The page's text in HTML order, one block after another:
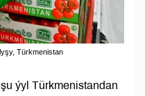
Türkmenistan
ýyl Türkmenistandan